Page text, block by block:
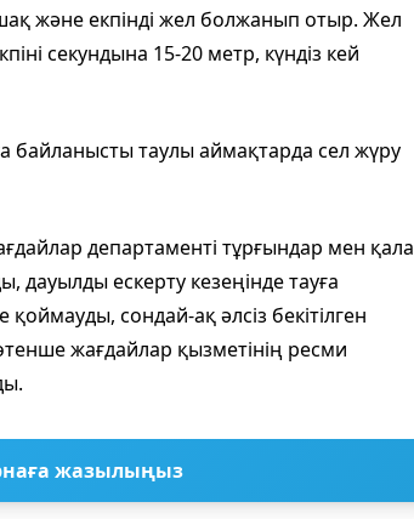
және екпінді жел болжанып отыр. Жел
секундына 15-20 метр, күндіз кей
таулы аймақтарда сел жүру
департаменті тұрғындар мен қала
дауылды ескерту кезеңінде тауға
сондай-ақ әлсіз бекітілген
жағдайлар қызметінің ресми
жазылыңыз